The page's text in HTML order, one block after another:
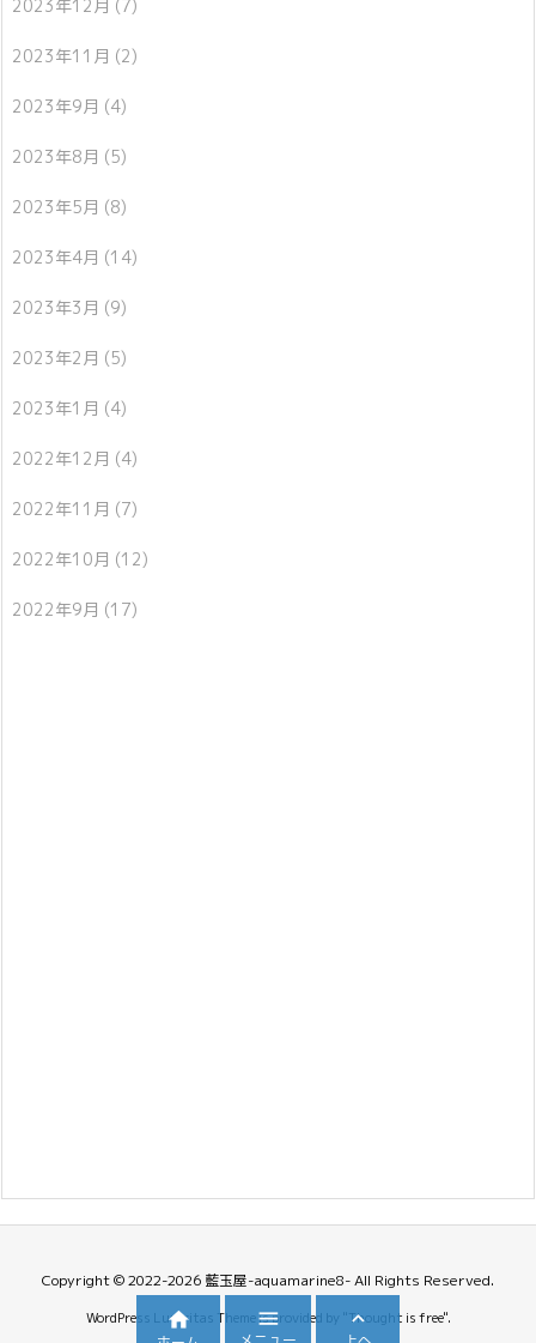
2023年12月 (7)
2023年11月 (2)
2023年9月 (4)
2023年8月 (5)
2023年5月 (8)
2023年4月 (14)
2023年3月 (9)
2023年2月 (5)
2023年1月 (4)
2022年12月 (4)
2022年11月 (7)
2022年10月 (12)
2022年9月 (17)
Copyright ©2022-2026 藍玉屋-aquamarine8-All Rights Reserved.
WordPress Luxeritas Theme is provided by " Thought is free".
  